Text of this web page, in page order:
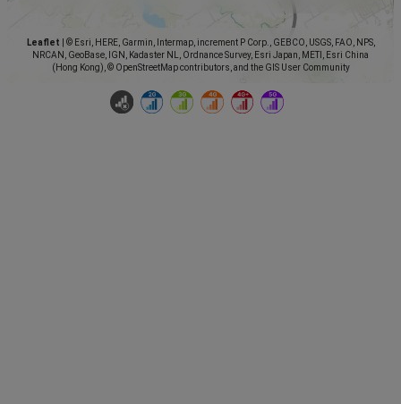
Leaflet
© Esri, HERE, Garmin, Intermap, increment P Corp., GEBCO, USGS, FAO, NPS,
NRCAN, GeoBase, IGN, Kadaster NL, Ordnance Survey, Esri Japan, METI, Esri China
(Hong Kong), © OpenStreetMap contributors, and the GIS User Community